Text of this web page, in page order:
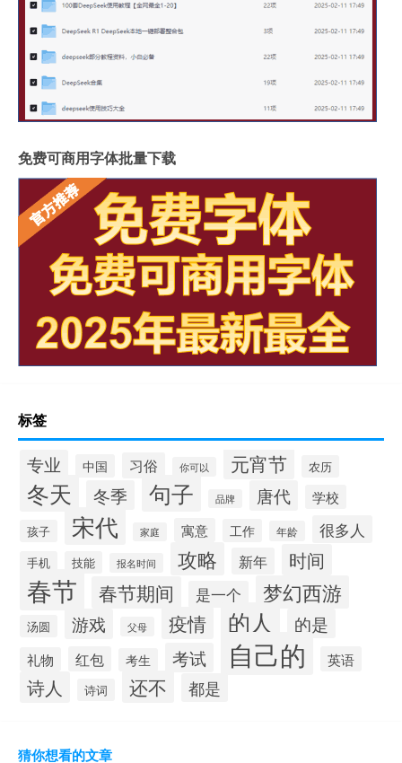
免费可商用字体批量下载
标签
专业 中国 习俗 你可以 元宵节 农历
冬天 冬季 句子 品牌 唐代 学校
孩子 宋代 家庭 寓意 工作 年龄 很多人
手机 技能 报名时间 攻略 新年 时间
春节 春节期间 是一个 梦幻西游
汤圆 游戏 父母 疫情 的人 的是
礼物 红包 考生 考试 自己的 英语
诗人 诗词 还不 都是
猜你想看的文章